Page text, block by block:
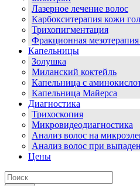
Лазерное лечение волос
Карбокситерапия кожи
Трихопигментация
Фракционная
Капельницы
Золушка
Миланский коктейль
Капельница с
Капельница Майерса
Диагностика
Трихоскопия
Микровидеодиагностика
Анализ волос на
Анализ волос при
Цены